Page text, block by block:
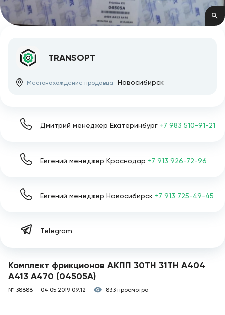
Комплект фрикционов АКПП 30TH 31TH A404
A413 A470 (04505A)
№ 38888 04.05.2019 09:12 833 просмотра
Telegram
Евгений менеджер Новосибирск +7 913 725-49-45
Евгений менеджер Краснодар +7 913 926-72-96
Дмитрий менеджер Екатеринбург +7 983 510-91-21
TRANSOPT
Местонахождение продавца Новосибирск